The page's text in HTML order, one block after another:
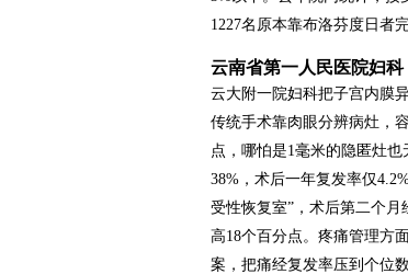
1227名原本靠布洛芬度日者
云南省第一人民医院妇
云大附一院妇科把子宫内膜
传统手术靠肉眼分辨病灶，
点，哪怕是1毫米的隐匿灶
38%，术后一年复发率仅
受性恢复室”，术后第二个
高18个百分点。疼痛管理方
案，把痛经复发率压到个位数